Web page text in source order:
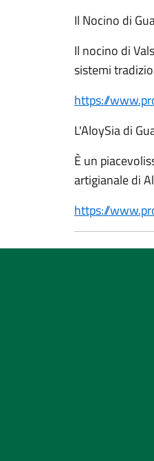
Il Nocino di
Il nocino di
sistemi
https://
L'AloySia di
È un
artigianale di
https://